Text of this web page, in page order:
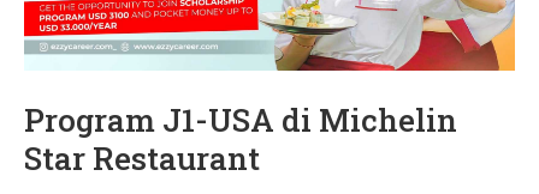
Program J1-USA di Michelin
Star Restaurant